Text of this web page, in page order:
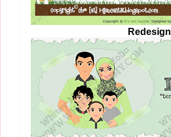
Redesign